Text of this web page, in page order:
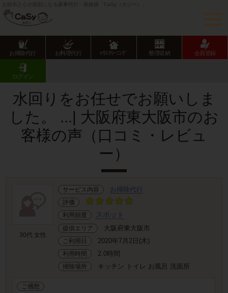
お財布と心が笑顔になる家事代行・家政婦「CaSy（カジー）」
お掃除代行 お料理代行 ﾊｳｽｸﾘｰﾆﾝｸﾞ 整理収納 会員登録
ログイン
CaSy TOP
お客様の声･口コミ詳細
水回りをお任せでお願いしま
した。 ...| 大阪府東大阪市のお
客様の声（口コミ・レビュ
ー）
30代 女性
サービス内容 お掃除代行
評価
利用頻度
スポット
提供エリア 大阪府東大阪市
ご利用日 2020年7月2日(木)
利用時間 2.0時間
掃除場所 キッチン トイレ お風呂 洗面所
ご感想